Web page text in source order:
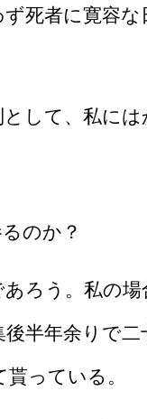
死者に寛容
して、私に
のか？
ろう。私の
半年余りで
っている。